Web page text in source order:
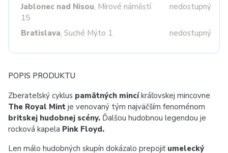
Jablonec nad Nisou, Mírové náměstí
15
nedostupný
Bratislava, Suché Mýto 1 nedostupný
POPIS PRODUKTU
Zberateľský cyklus pamätných mincíkráľovskej mincovne
The Royal Mint je venovaný tým najväčším fenoménom
britskej hudobnej scény. Ďalšou hudobnou legendou je
rocková kapela Pink Floyd.
Len málo hudobných skupín dokázalo prepojiť umelecký